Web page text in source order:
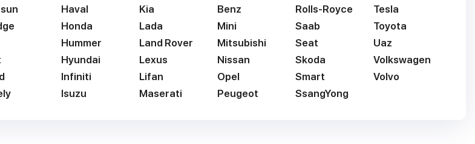
Haval
Honda
Hummer
Hyundai
Infiniti
Isuzu
Kia
Lada
Land Rover
Lexus
Lifan
Maserati
Benz
Mini
Mitsubishi
Nissan
Opel
Peugeot
Rolls-Royce
Saab
Seat
Skoda
Smart
SsangYong
Tesla
Toyota
Uaz
Volkswagen
Volvo